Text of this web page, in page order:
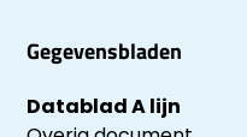
Gegevensbladen
Datablad A lijn